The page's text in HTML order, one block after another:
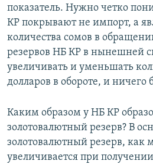
показатель. Нужно четко
КР покрывают не импорт, а
количества сомов в
резервов НБ КР в нынешней
увеличивать и уменьшать
долларов в обороте, и ничего
Каким образом у НБ КР
золотовалютный резерв? В
золотовалютный резерв, как
увеличивается при